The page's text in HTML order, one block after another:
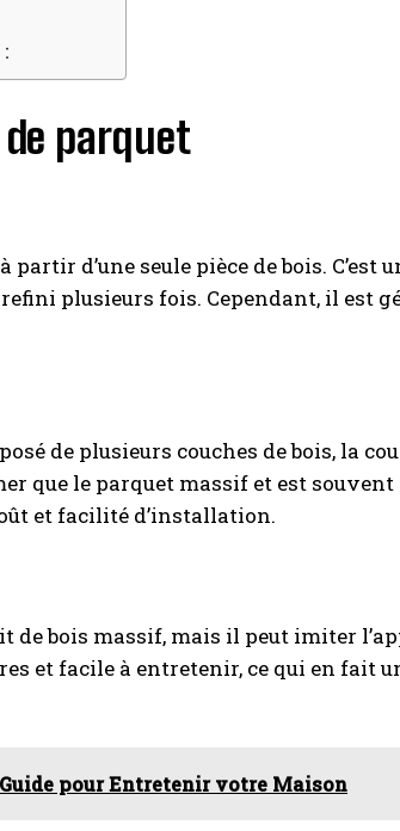
parquet
partir d’une seule pièce de bois.
plusieurs fois. Cependant, il est
de plusieurs couches de bois, la
que le parquet massif et est souvent
et facilité d’installation.
de bois massif, mais il peut imiter
et facile à entretenir, ce qui en fait
pour Entretenir votre Maison